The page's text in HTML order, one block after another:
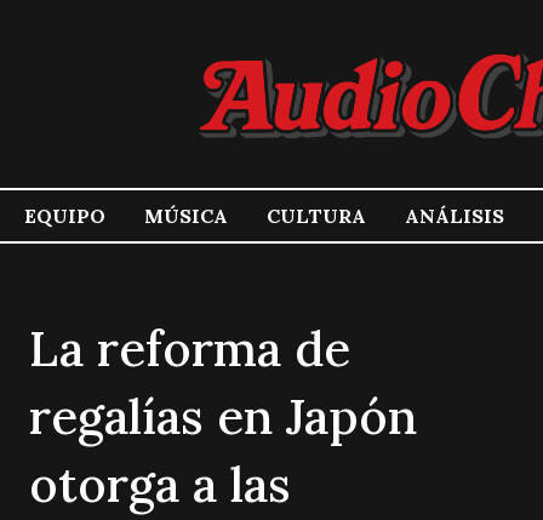
EQUIPO MÚSICA CULTURA ANÁLISIS
La reforma de
regalías en Japón
otorga a las